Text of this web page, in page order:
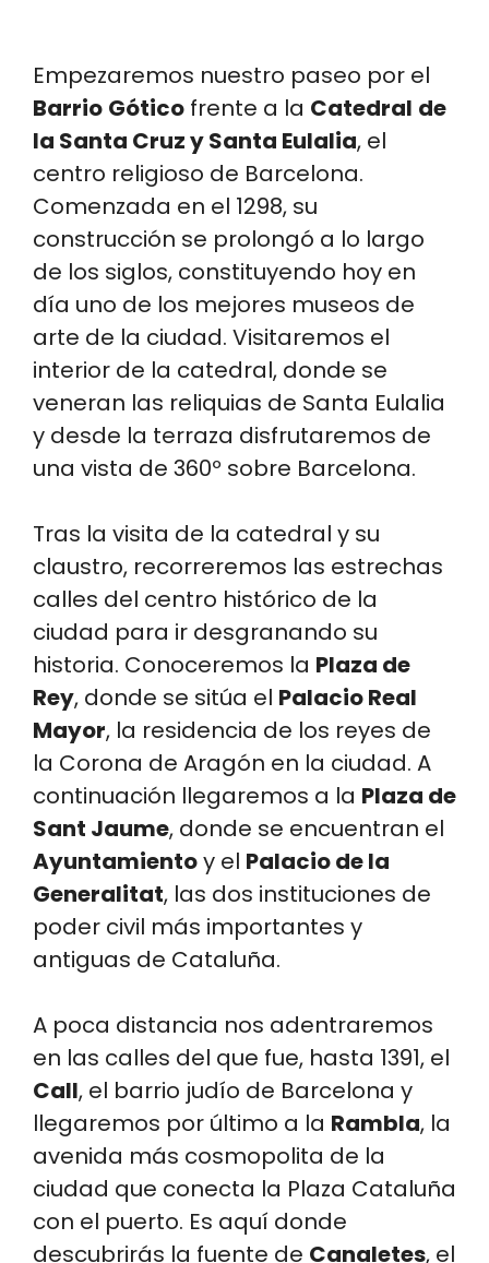
Empezaremos nuestro paseo por el
Barrio Gótico frente a la Catedral de
la Santa Cruz y Santa Eulalia, el
centro religioso de Barcelona.
Comenzada en el 1298, su
construcción se prolongó a lo largo
de los siglos, constituyendo hoy en
día uno de los mejores museos de
arte de la ciudad. Visitaremos el
interior de la catedral, donde se
veneran las reliquias de Santa Eulalia
y desde la terraza disfrutaremos de
una vista de 360º sobre Barcelona.
Tras la visita de la catedral y su
claustro, recorreremos las estrechas
calles del centro histórico de la
ciudad para ir desgranando su
historia. Conoceremos la Plaza de
Rey, donde se sitúa el Palacio Real
Mayor, la residencia de los reyes de
la Corona de Aragón en la ciudad. A
continuación llegaremos a la Plaza de
Sant Jaume, donde se encuentran el
Ayuntamientoy el Palacio de la
Generalitat, las dos instituciones de
poder civil más importantes y
antiguas de Cataluña.
A poca distancia nos adentraremos
en las calles del que fue, hasta 1391, el
Call, el barrio judío de Barcelona y
llegaremos por último a la Rambla, la
avenida más cosmopolita de la
ciudad que conecta la Plaza Cataluña
con el puerto. Es aquí donde
descubrirás la fuente de Canaletes, el